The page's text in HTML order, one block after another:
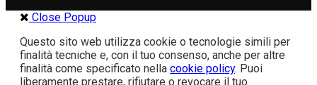
Close Popup
Questo sito web utilizza cookie o tecnologie simili per
finalità tecniche e, con il tuo consenso, anche per altre
finalità come specificato nella cookie policy. Puoi
liberamente prestare, rifiutare o revocare il tuo